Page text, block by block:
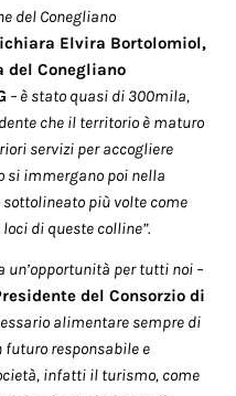
del Conegliano
Elvira Bortolomiol,
del Conegliano
– è stato quasi di 300mila,
che il territorio è maturo
servizi per accogliere
si immergano poi nella
più volte come
di queste colline”.
per tutti noi –
del Consorzio di
alimentare sempre di
responsabile e
infatti il turismo, come